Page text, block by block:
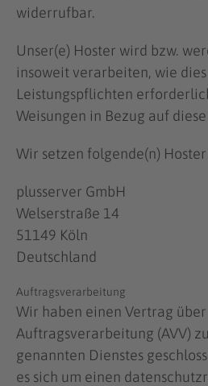
widerrufbar.
Unser(e) Hoster wird bzw.
insoweit verarbeiten, wie
Leistungspflichten
Weisungen in Bezug auf
Wir setzen folgende(n)
plusserver GmbH
Welserstraße 14
51149 Köln
Deutschland
Auftragsverarbeitung
Wir haben einen Vertrag über
Auftragsverarbeitung (AVV)
genannten Dienstes
es sich um einen